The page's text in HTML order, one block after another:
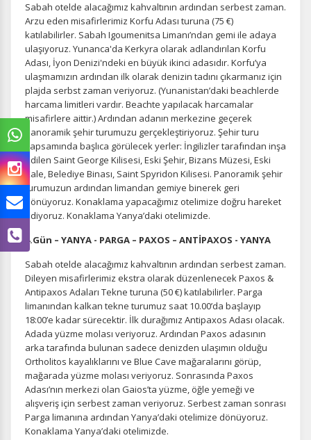
ÇEREZ KULLANIM AYARLARINIZ
Çerez tercihlerinizibelirleyin.
Sabah otelde alacağımız kahvaltının ardından serbest zaman.
Arzu eden misafirlerimiz Korfu Adası turuna (75 €)
katılabilirler. Sabah Igoumenitsa Limanı’ndan gemi ile adaya
ulaşıyoruz. Yunanca'da Kerkyra olarak adlandırılan Korfu
Adası, İyon Denizi'ndeki en büyük ikinci adasıdır. Korfu’ya
ulaşmamızın ardından ilk olarak denizin tadını çıkarmanız için
plajda serbst zaman veriyoruz. (Yunanistan’daki beachlerde
harcama limitleri vardır. Beachte yapılacak harcamalar
misafirlere aittir.) Ardından adanın merkezine geçerek
panoramik şehir turumuzu gerçekleştiriyoruz. Şehir turu
kapsamında başlıca görülecek yerler: İngilizler tarafından inşa
edilen Saint George Kilisesi, Eski Şehir, Bizans Müzesi, Eski
Kale, Belediye Binası, Saint Spyridon Kilisesi. Panoramik şehir
turumuzun ardından limandan gemiye binerek geri
dönüyoruz. Konaklama yapacağımız otelimize doğru hareket
ediyoruz. Konaklama Yanya’daki otelimizde.
4.Gün – YANYA - PARGA – PAXOS – ANTİPAXOS - YANYA
Sabah otelde alacağımız kahvaltının ardından serbest zaman.
Dileyen misafirlerimiz ekstra olarak düzenlenecek Paxos &
Antipaxos Adaları Tekne turuna (50 €) katılabilirler. Parga
limanından kalkan tekne turumuz saat 10.00’da başlayıp
18:00’e kadar sürecektir. İlk durağımız Antipaxos Adası olacak.
Adada yüzme molası veriyoruz. Ardından Paxos adasının
arka tarafında bulunan sadece denizden ulaşımın olduğu
Ortholitos kayalıklarını ve Blue Cave mağaralarını görüp,
mağarada yüzme molası veriyoruz. Sonrasında Paxos
Adası’nın merkezi olan Gaios’ta yüzme, öğle yemeği ve
alışveriş için serbest zaman veriyoruz. Serbest zaman sonrası
Parga limanına ardından Yanya’daki otelimize dönüyoruz.
Konaklama Yanya’daki otelimizde.